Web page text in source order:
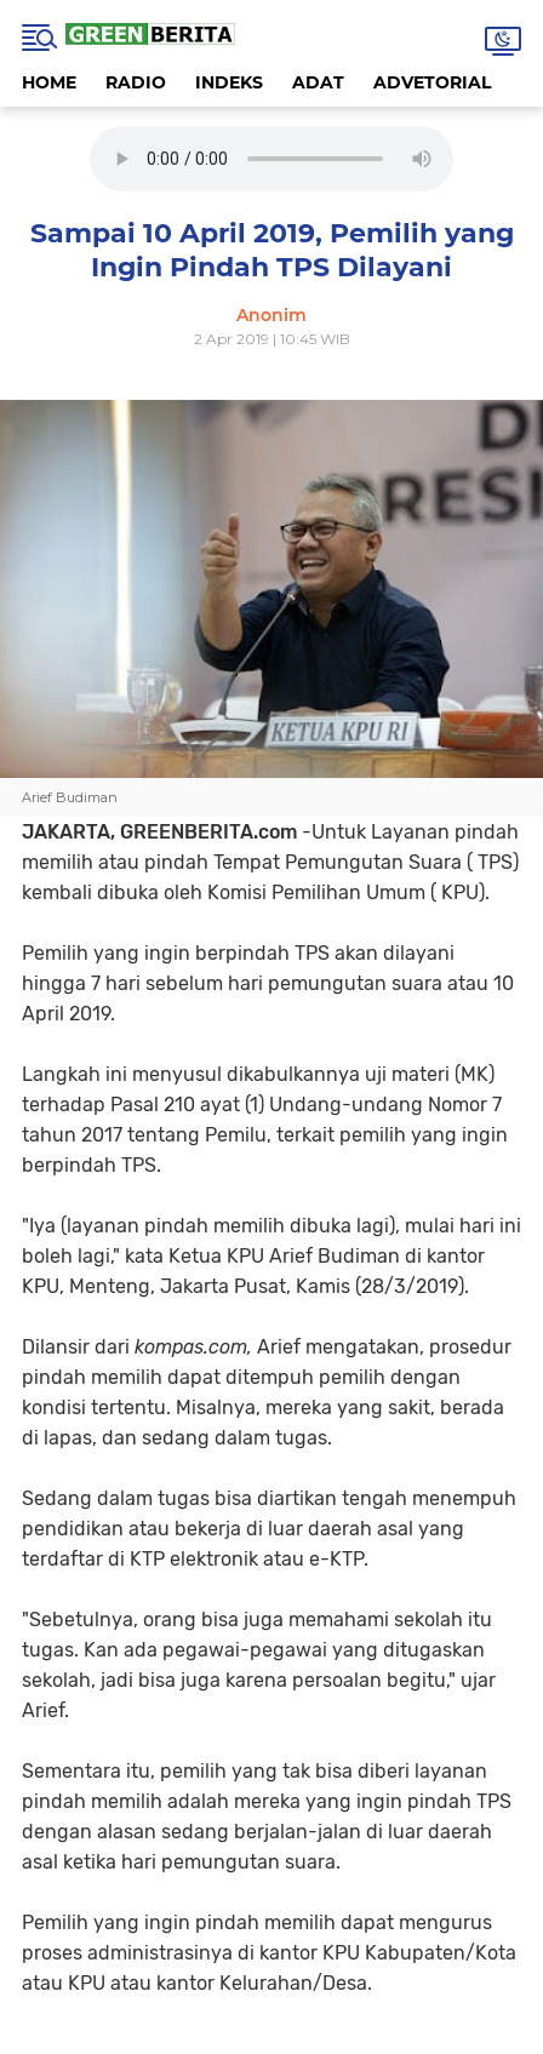
HOME RADIO INDEKS ADAT ADVETORIAL
Sampai 10 April 2019, Pemilih yang
Ingin Pindah TPS Dilayani
Anonim
2 Apr 2019 | 10:45 WIB
Arief Budiman
JAKARTA, GREENBERITA.com -Untuk Layanan pindah
memilih atau pindah Tempat Pemungutan Suara ( TPS)
kembali dibuka oleh Komisi Pemilihan Umum ( KPU).
Pemilih yang ingin berpindah TPS akan dilayani
hingga 7 hari sebelum hari pemungutan suara atau 10
April 2019.
Langkah ini menyusul dikabulkannya uji materi (MK)
terhadap Pasal 210 ayat (1) Undang-undang Nomor 7
tahun 2017 tentang Pemilu, terkait pemilih yang ingin
berpindah TPS.
"Iya (layanan pindah memilih dibuka lagi), mulai hari ini
boleh lagi," kata Ketua KPU Arief Budiman di kantor
KPU, Menteng, Jakarta Pusat, Kamis (28/3/2019).
Dilansir dari kompas.com, Arief mengatakan, prosedur
pindah memilih dapat ditempuh pemilih dengan
kondisi tertentu. Misalnya, mereka yang sakit, berada
di lapas, dan sedang dalam tugas.
Sedang dalam tugas bisa diartikan tengah menempuh
pendidikan atau bekerja di luar daerah asal yang
terdaftar di KTP elektronik atau e-KTP.
"Sebetulnya, orang bisa juga memahami sekolah itu
tugas. Kan ada pegawai-pegawai yang ditugaskan
sekolah, jadi bisa juga karena persoalan begitu," ujar
Arief.
Sementara itu, pemilih yang tak bisa diberi layanan
pindah memilih adalah mereka yang ingin pindah TPS
dengan alasan sedang berjalan-jalan di luar daerah
asal ketika hari pemungutan suara.
Pemilih yang ingin pindah memilih dapat mengurus
proses administrasinya di kantor KPU Kabupaten/Kota
atau KPU atau kantor Kelurahan/Desa.